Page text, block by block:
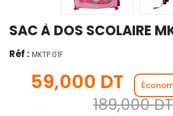
SAC À DOS SCOLAIRE
Réf : MKTP.01F
59,000 DT
189,000 DT